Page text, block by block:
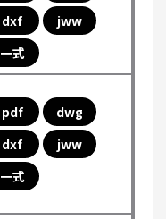
dxf
jww
一式
pdf
dwg
dxf
jww
一式